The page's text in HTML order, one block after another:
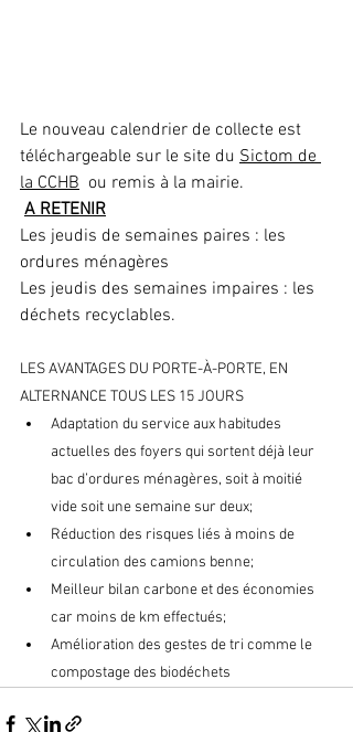
Le nouveau calendrier de collecte est
téléchargeable sur le site du Sictom de
la CCHB
  ou remis à la mairie.
A RETENIR
Les jeudis de semaines paires : les
ordures ménagères
Les jeudis des semaines impaires : les
déchets recyclables.
LES AVANTAGES DU PORTE-À-PORTE, EN
ALTERNANCE TOUS LES 15 JOURS
Adaptation du service aux habitudes
actuelles des foyers qui sortent déjà leur
bac d’ordures ménagères, soit à moitié
vide soit une semaine sur deux;
Réduction des risques liés à moins de
circulation des camions benne;
Meilleur bilan carbone et des économies
car moins de km effectués;
Amélioration des gestes de tri comme le
compostage des biodéchets